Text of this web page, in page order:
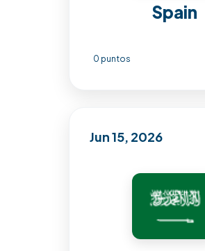
Spain
0 puntos
Jun 15, 2026